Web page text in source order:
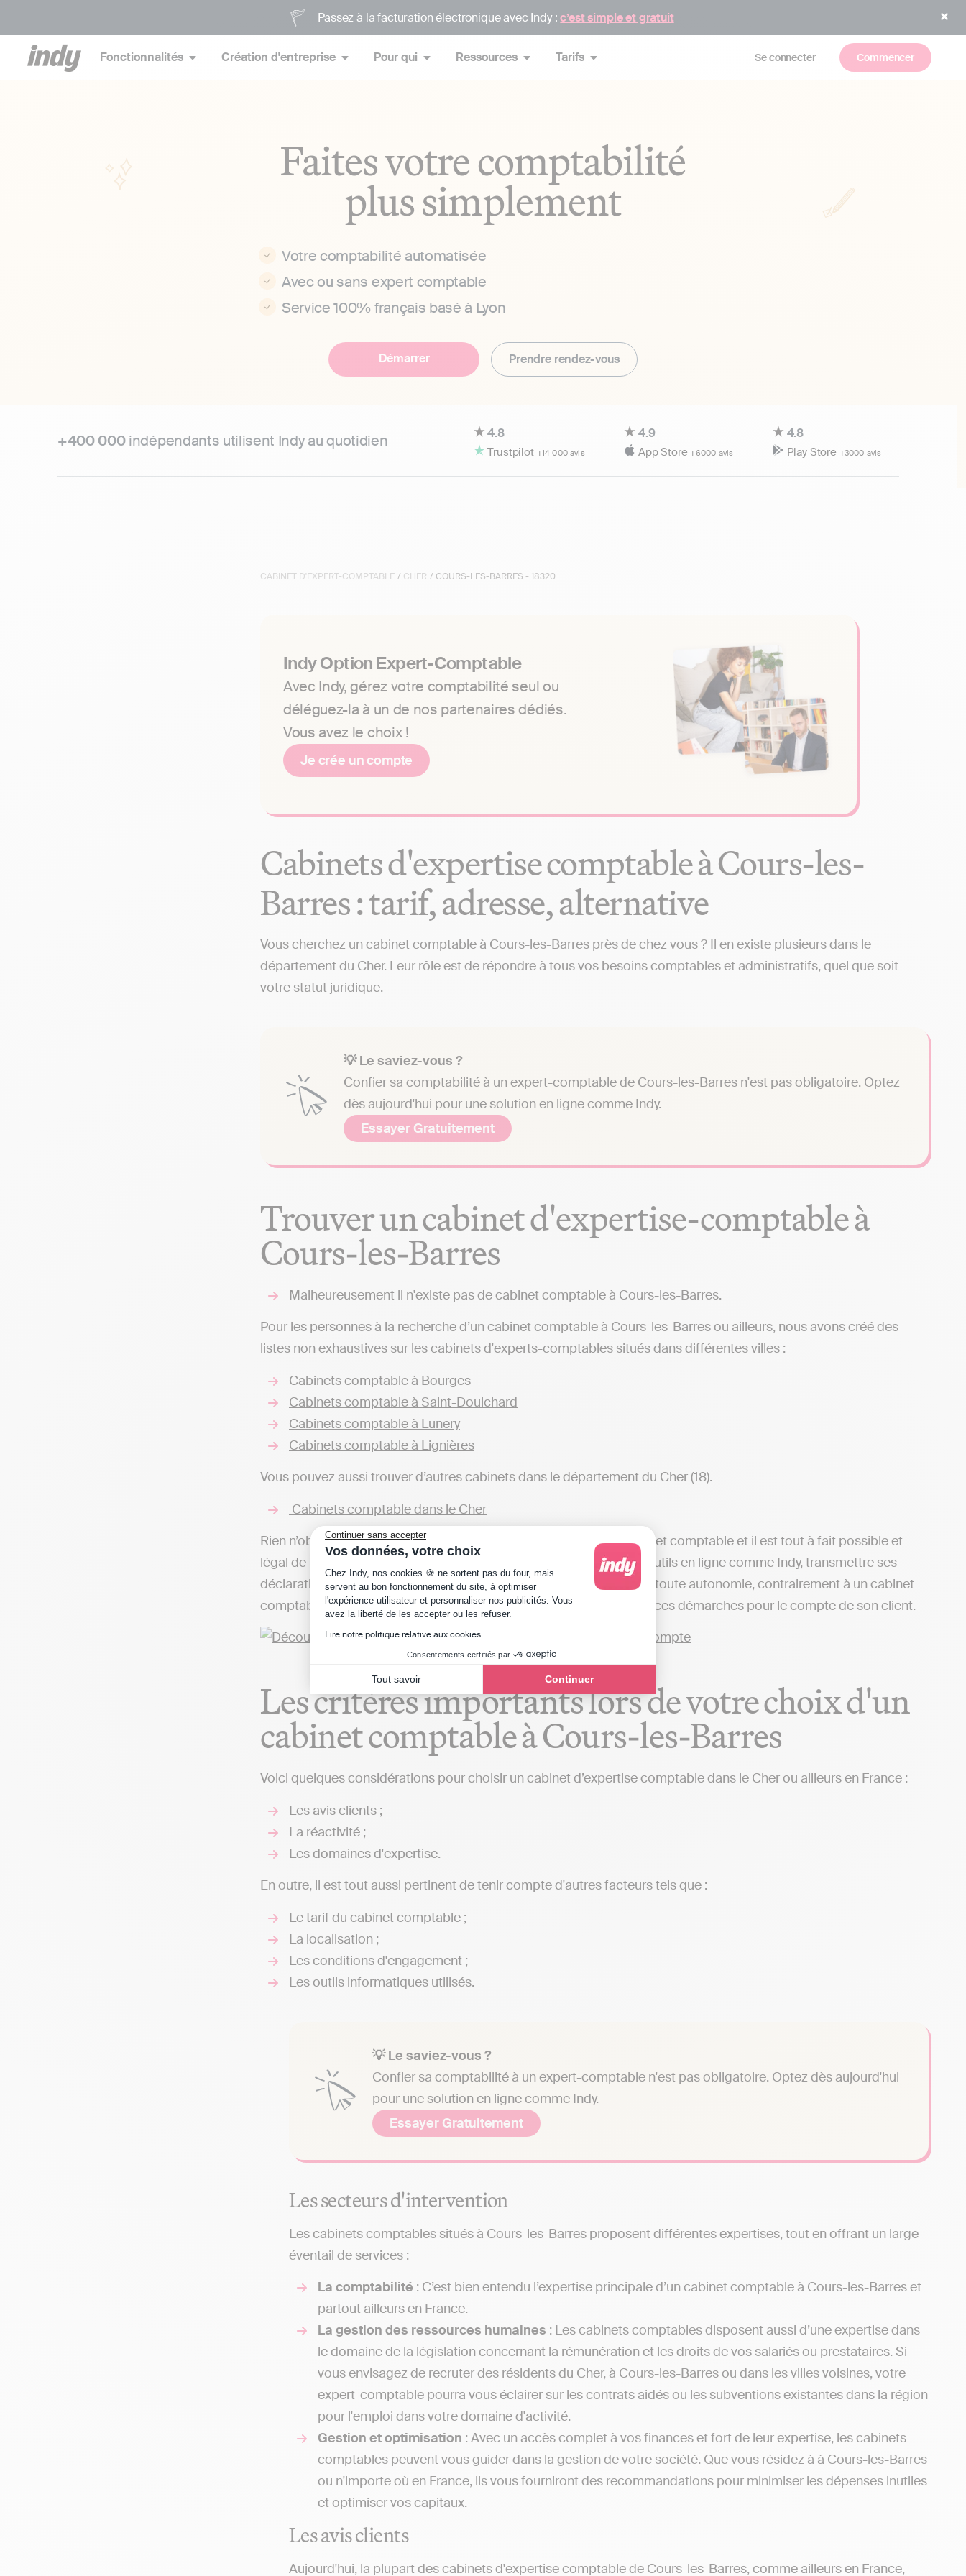
Continuer sans accepter
Vos données, votre choix
Plateforme de Gestion du Consentement : Personnalisez vos Options
Chez Indy, nos cookies 🍪 ne sortent pas du four, mais
servent au bon fonctionnement du site, à optimiser
l'expérience utilisateur et personnaliser nos publicités. Vous
avez la liberté de les accepter ou les refuser.
Lire notre politique relative aux cookies
Consentements certifiés par
Tout savoir Continuer
Axeptio consent
Passez à la facturation électronique avec Indy :c’est simple et gratuit
Fonctionnalités Création d'entreprise Pour qui Ressources Tarifs Se connecter Commencer
Faites votre comptabilité
plus simplement
Votre comptabilité automatisée
Avec ou sans expert comptable
Service 100% français basé à Lyon
Démarrer Prendre rendez-vous
+400 000indépendants utilisent Indy au quotidien 4.8
Trustpilot +14 000 avis
4.9
App Store+6000 avis
4.8
Play Store +3000 avis
CABINET D'EXPERT-COMPTABLE / CHER / COURS-LES-BARRES - 18320
Indy Option Expert-Comptable
Avec Indy, gérez votre comptabilité seul ou
déléguez-la à un de nos partenaires dédiés.
Vous avez le choix !
Je crée un compte
Cabinets d'expertise comptable à Cours-les-
Barres : tarif, adresse, alternative
Vous cherchez un cabinet comptable à Cours-les-Barres près de chez vous ? Il en existe plusieurs dans le
département du Cher. Leur rôle est de répondre à tous vos besoins comptables et administratifs, quel que soit
votre statut juridique.
💡 Le saviez-vous ?
Confier sa comptabilité à un expert-comptable de Cours-les-Barres n'est pas obligatoire. Optez
dès aujourd'hui pour une solution en ligne comme Indy.
Essayer Gratuitement
Trouver un cabinet d'expertise-comptable à
Cours-les-Barres
Malheureusement il n'existe pas de cabinet comptable à Cours-les-Barres.
Pour les personnes à la recherche d’un cabinet comptable à Cours-les-Barres ou ailleurs, nous avons créé des
listes non exhaustives sur les cabinets d'experts-comptables situés dans différentes villes :
Cabinets comptable à Bourges
Cabinets comptable à Saint-Doulchard
Cabinets comptable à Lunery
Cabinets comptable à Lignières
Vous pouvez aussi trouver d’autres cabinets dans le département du Cher (18).
Cabinets comptable dans le Cher
Rien n’oblige les professionnels à faire appel aux services d’un cabinet comptable et il est tout à fait possible et
légal de réaliser sa comptabilité soi-même. Par exemple, avec des outils en ligne comme Indy, transmettre ses
déclarations fiscales et automatiser sa comptabilité est possible en toute autonomie, contrairement à un cabinet
comptable, (implanté à Cours-les-Barres ou ailleurs), qui fera toutes ces démarches pour le compte de son client.
Les critères importants lors de votre choix d'un
cabinet comptable à Cours-les-Barres
Voici quelques considérations pour choisir un cabinet d’expertise comptable dans le Cher ou ailleurs en France :
Les avis clients ;
La réactivité ;
Les domaines d'expertise.
En outre, il est tout aussi pertinent de tenir compte d'autres facteurs tels que :
Le tarif du cabinet comptable ;
La localisation ;
Les conditions d'engagement ;
Les outils informatiques utilisés.
💡 Le saviez-vous ?
Confier sa comptabilité à un expert-comptable n'est pas obligatoire. Optez dès aujourd'hui
pour une solution en ligne comme Indy.
Essayer Gratuitement
Les secteurs d'intervention
Les cabinets comptables situés à Cours-les-Barres proposent différentes expertises, tout en offrant un large
éventail de services :
La comptabilité : C’est bien entendu l’expertise principale d’un cabinet comptable à Cours-les-Barres et
partout ailleurs en France.
La gestion des ressources humaines : Les cabinets comptables disposent aussi d’une expertise dans
le domaine de la législation concernant la rémunération et les droits de vos salariés ou prestataires. Si
vous envisagez de recruter des résidents du Cher, à Cours-les-Barres ou dans les villes voisines, votre
expert-comptable pourra vous éclairer sur les contrats aidés ou les subventions existantes dans la région
pour l'emploi dans votre domaine d'activité.
Gestion et optimisation : Avec un accès complet à vos finances et fort de leur expertise, les cabinets
comptables peuvent vous guider dans la gestion de votre société. Que vous résidez à à Cours-les-Barres
ou n'importe où en France, ils vous fourniront des recommandations pour minimiser les dépenses inutiles
et optimiser vos capitaux.
Les avis clients
Aujourd'hui, la plupart des cabinets d'expertise comptable de Cours-les-Barres, comme ailleurs en France,